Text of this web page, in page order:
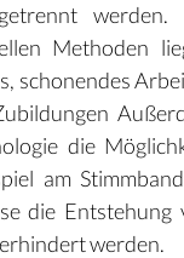
werden.
Methoden
schonendes
die
am
die Entstehung
werden.